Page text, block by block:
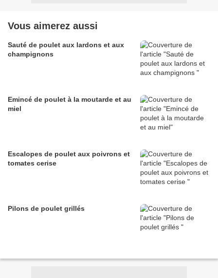
Vous aimerez aussi
Sauté de poulet aux lardons et aux
champignons
Emincé de poulet à la moutarde et au
miel
Escalopes de poulet aux poivrons et
tomates cerise
Pilons de poulet grillés